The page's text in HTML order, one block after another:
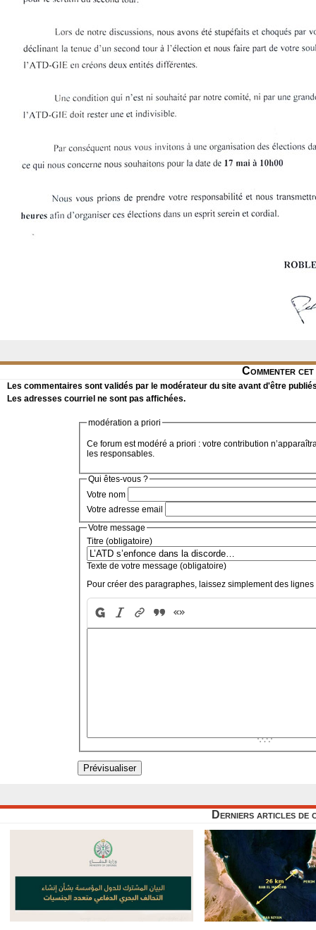
Commenter
Les commentaires sont validés par le modérateur du site avant d'être
Les adresses courriel ne sont pas affichées.
modération a priori
Ce forum est modéré a priori : votre contribution
les responsables.
Qui êtes-vous ?
Votre nom
Votre adresse email
Votre message
Titre (obligatoire)
Texte de votre message (obligatoire)
Pour créer des paragraphes, laissez simplement des lignes
Derniers articles de